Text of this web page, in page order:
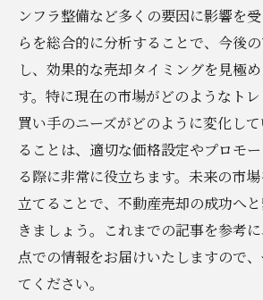
ンフラ整備など多くの要因に影響を
らを総合的に分析することで、今後
し、効果的な売却タイミングを見極
す。特に現在の市場がどのようなトレ
買い手のニーズがどのように変化し
ることは、適切な価格設定やプロモ
る際に非常に役立ちます。未来の市
立てることで、不動産売却の成功へ
きましょう。これまでの記事を参考
点での情報をお届けいたしますので
てください。